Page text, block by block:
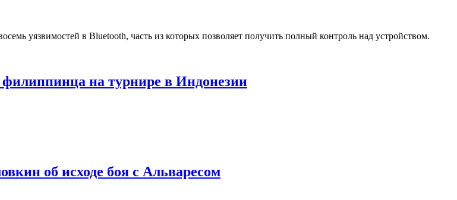
уязвимостей в Bluetooth, часть из которых позволяет получить полный контроль над устройством.
на турнире в Индонезии
об исходе боя с Альваресом